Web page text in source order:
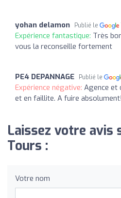
yohan delamon Publié le
Expérience fantastique: Très
vous la reconseille fortement
PE4 DEPANNAGE Publié le
Expérience négative: Agence et
et en faillite. A fuire absolument!
Laissez votre avis
Tours :
Votre nom